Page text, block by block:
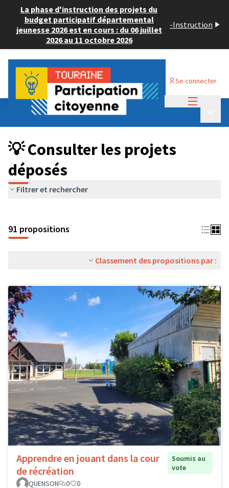
La phase d'instruction des projets du
budget participatif départemental
jeunesse 2026 est en cours : du 06 juillet
2026 au 11 octobre 2026
-Instruction
Se connecter
Budget Participatif JEUNESSE 2024
💡 Consulter les projets déposés
💡 Consulter les projets
déposés
Filtrer et rechercher
91 propositions
Classement des propositions par :
Apprendre en jouant dans la cour
de récréation
Soumis au
vote
QUENSON
0 0